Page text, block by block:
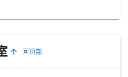
回頂部